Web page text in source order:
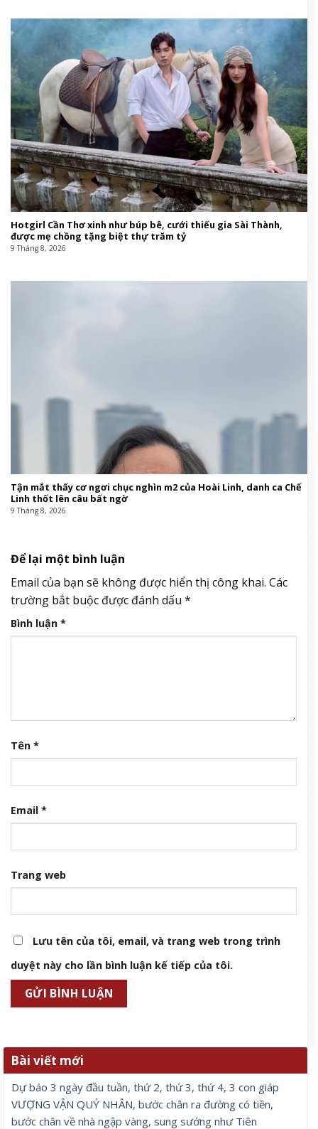
Hotgirl Cần Thơ xinh như búp bê, cưới thiếu gia Sài Thành,
được mẹ chồng tặng biệt thự trăm tỷ
9 Tháng 8, 2026
Tận mắt thấy cơ ngơi chục nghìn m2 của Hoài Linh, danh ca Chế
Linh thốt lên câu bất ngờ
9 Tháng 8, 2026
Để lại một bình luận
Email của bạn sẽ không được hiển thị công khai. Các
trường bắt buộc được đánh dấu *
Bình luận *
Tên *
Email *
Trang web
Lưu tên của tôi, email, và trang web trong trình
duyệt này cho lần bình luận kế tiếp của tôi.
Bài viết mới
Dự báo 3 ngày đầu tuần, thứ 2, thứ 3, thứ 4, 3 con giáp
VƯỢNG VẬN QUÝ NHÂN, bước chân ra đường có tiền,
bước chân về nhà ngập vàng, sung sướng như Tiên